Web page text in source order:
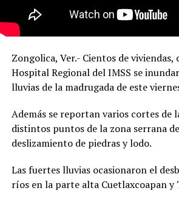
Zongolica, Ver.- Cientos de viviendas,
Hospital Regional del IMSS se
lluvias de la madrugada de este
Además se reportan varios cortes de
distintos puntos de la zona serrana
deslizamiento de piedras y lodo.
Las fuertes lluvias ocasionaron el
ríos en la parte alta Cuetlaxcoapan y